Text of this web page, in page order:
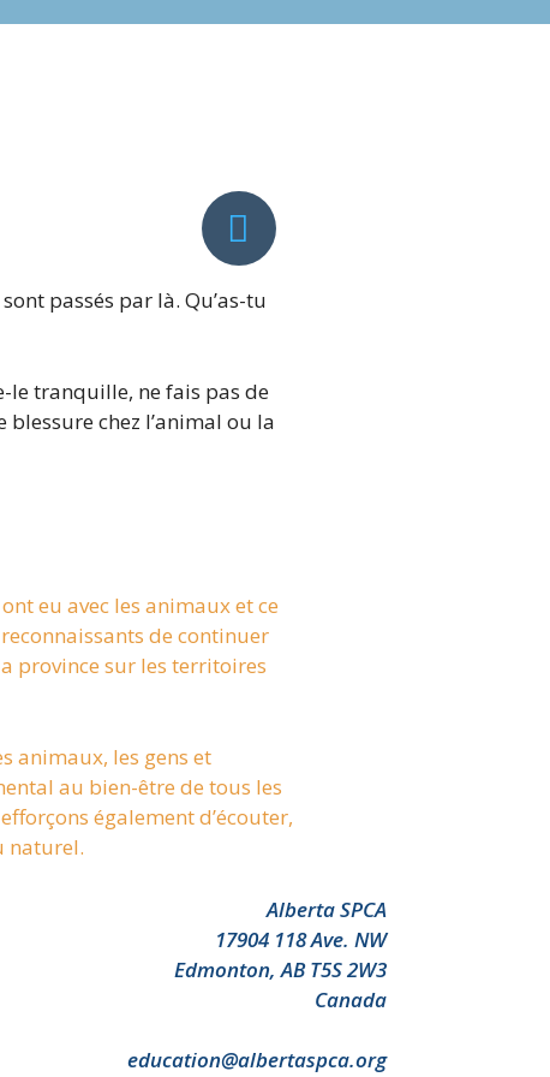
passés par là. Qu’as-tu
le tranquille, ne fais pas de
chez l’animal ou la
eu avec les animaux et ce
de continuer
province sur les territoires
animaux, les gens et
au bien-être de tous les
également d’écouter,
naturel.
Alberta SPCA
17904 118 Ave. NW
Edmonton, AB T5S 2W3
Canada
education@albertaspca.org